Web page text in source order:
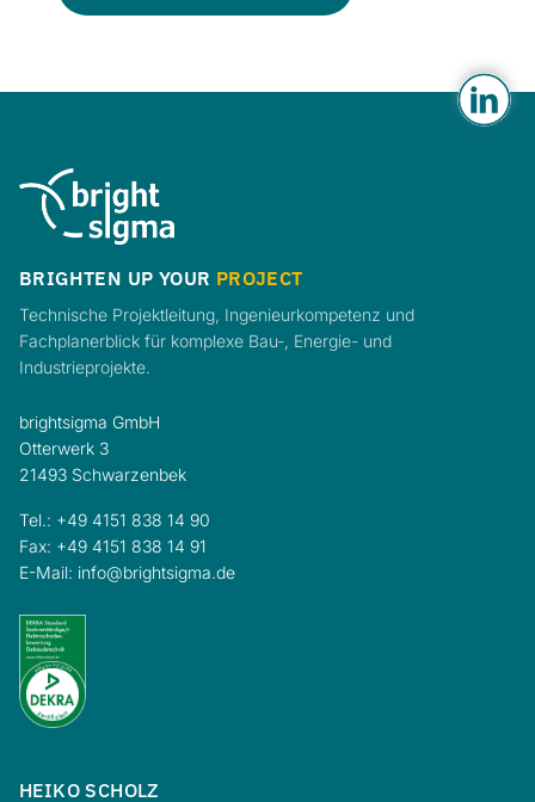
BRIGHTEN UP YOUR PROJECT
Technische Projektleitung, Ingenieurkompetenz und
Fachplanerblick für komplexe Bau-, Energie- und
Industrieprojekte.
brightsigma GmbH
Otterwerk 3
21493 Schwarzenbek
Tel.: +49 4151 838 14 90
Fax: +49 4151 838 14 91
E-Mail: info@brightsigma.de
HEIKO SCHOLZ